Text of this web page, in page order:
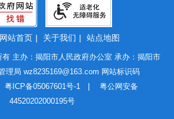
网站首页 | 关于我们 | 站点地图
主办：揭阳市人民政府办公室 承办：揭阳市
理局 wz8235169@163.com 网站标识码
粤ICP备05067601号-1| 粤公网安备
44520202000195号